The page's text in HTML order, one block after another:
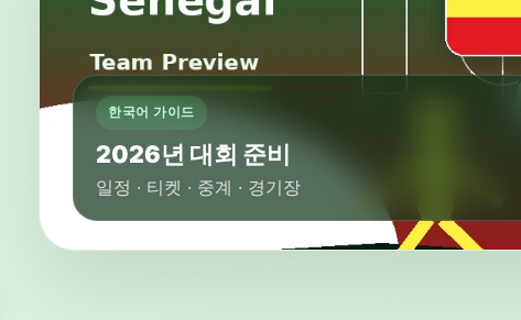
한국어 가이드
2026년 대회 준비
일정 · 티켓 · 중계 · 경기장